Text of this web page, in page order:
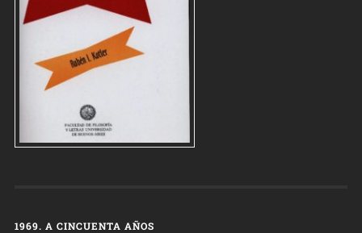
1969. A CINCUENTA AÑOS